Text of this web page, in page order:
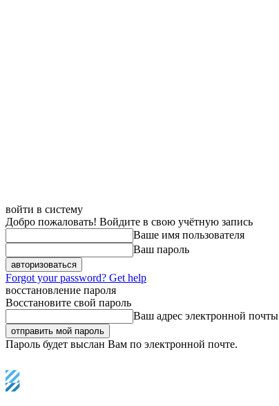
войти в систему
Добро пожаловать! Войдите в свою учётную запись
Ваше имя пользователя
Ваш пароль
Forgot your password? Get help
восстановление пароля
Восстановите свой пароль
Ваш адрес электронной почты
Пароль будет выслан Вам по электронной почте.